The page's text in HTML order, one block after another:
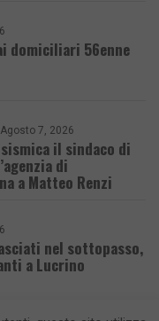
domiciliari 56enne
Agosto 7, 2026
il sindaco di
di
a Matteo Renzi
nel sottopasso,
a Lucrino